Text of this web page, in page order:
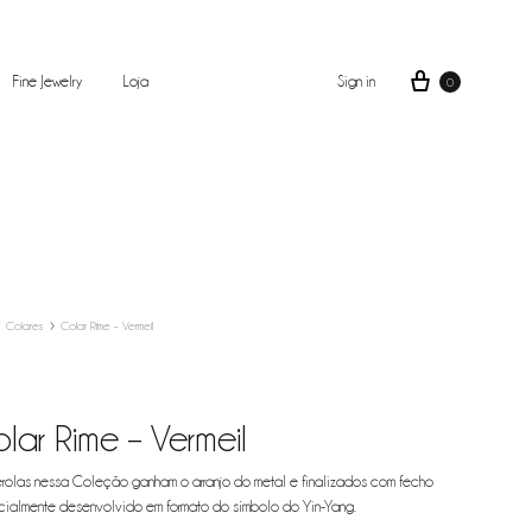
Fine Jewelry Loja Sign in 0
Colares Colar Rime – Vermeil
Rime – Vermeil
nessa Coleção ganham o arranjo do metal e finalizados com fecho
desenvolvido em formato do símbolo do Yin-Yang.